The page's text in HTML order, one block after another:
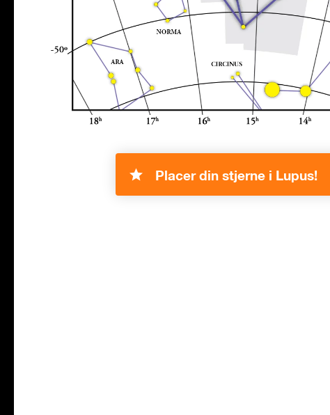
Placer din stjerne i Lupus!